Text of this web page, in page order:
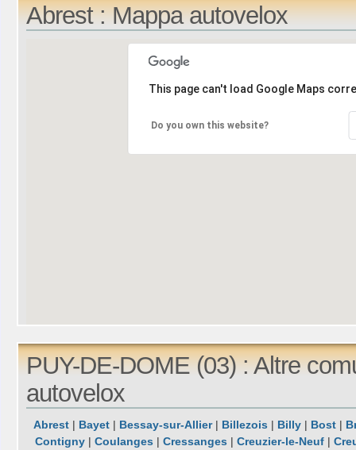
Abrest : Mappa autovelox
This page can't load Google Maps
Do you own this website?
PUY-DE-DOME (03) : Altre
autovelox
Abrest | Bayet | Bessay-sur-Allier| Billezois | Billy | Bost |
Contigny| Coulanges | Cressanges | Creuzier-le-Neuf|